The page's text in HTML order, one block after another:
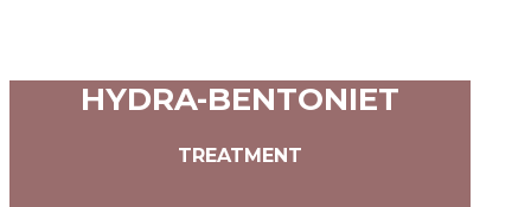
HYDRA-BENTONIET
TREATMENT